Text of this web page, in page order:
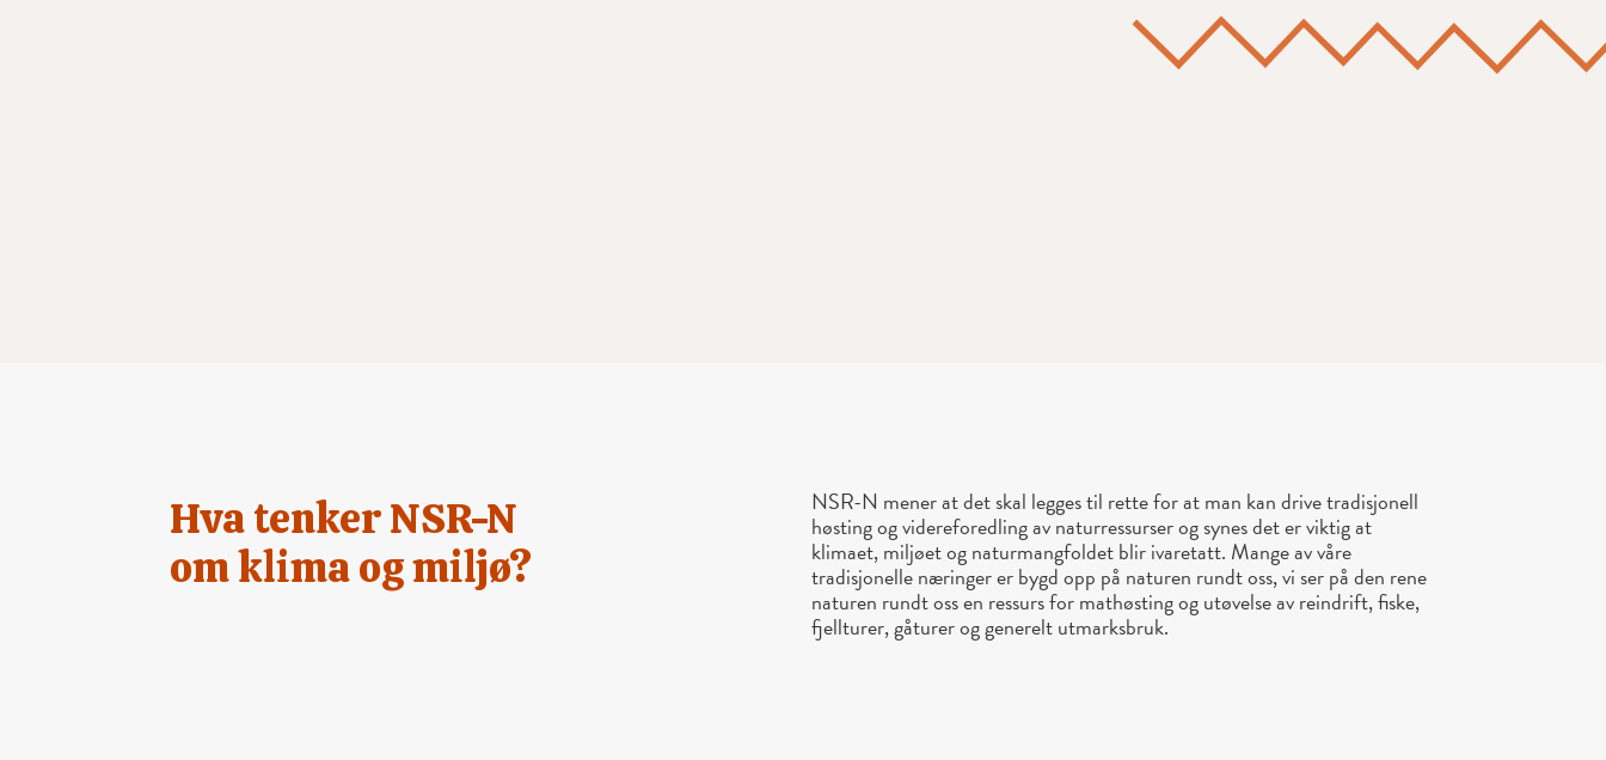
Hva tenker NSR-N
om klima og miljø?
NSR-N mener at det skal legges til rette for at man kan drive tradisjonell
høsting og videreforedling av naturressurser og synes det er viktig at
klimaet, miljøet og naturmangfoldet blir ivaretatt. Mange av våre
tradisjonelle næringer er bygd opp på naturen rundt oss, vi ser på den rene
naturen rundt oss en ressurs for mathøsting og utøvelse av reindrift, fiske,
fjellturer, gåturer og generelt utmarksbruk.